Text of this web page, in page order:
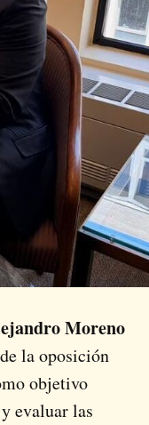
Moreno
la oposición
objetivo
y evaluar las